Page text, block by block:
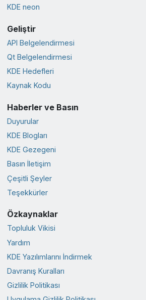
KDE neon
Geliştir
API Belgelendirmesi
Qt Belgelendirmesi
KDE Hedefleri
Kaynak Kodu
Haberler ve Basın
Duyurular
KDE Blogları
KDE Gezegeni
Basın İletişim
Çeşitli Şeyler
Teşekkürler
Özkaynaklar
Topluluk Vikisi
Yardım
KDE Yazılımlarını İndirmek
Davranış Kuralları
Gizlilik Politikası